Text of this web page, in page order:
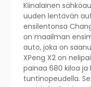
Kiinalainen
uuden lentävän
ensilentonsa
on maailman
auto, joka on
XPeng X2 on
painaa 680 kiloa ja
tuntinopeudella.